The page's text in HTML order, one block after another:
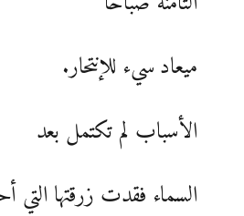
ميعاد سيء للإنتحار.
الأسباب لم تكتمل بعد
السماء فقدت زرقتها التي